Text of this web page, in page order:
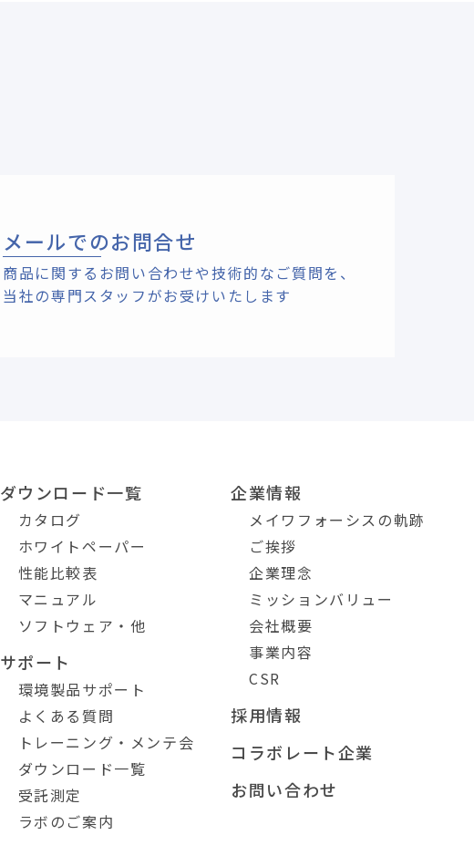
メールでのお問合せ
商品に関するお問い合わせや技術的なご質問を、
当社の専門スタッフがお受けいたします
ダウンロード一覧
カタログ
ホワイトペーパー
性能比較表
マニュアル
ソフトウェア・他
サポート
環境製品サポート
よくある質問
トレーニング・メンテ会
ダウンロード一覧
受託測定
ラボのご案内
企業情報
メイワフォーシスの軌跡
ご挨拶
企業理念
ミッションバリュー
会社概要
事業内容
CSR
採用情報
コラボレート企業
お問い合わせ